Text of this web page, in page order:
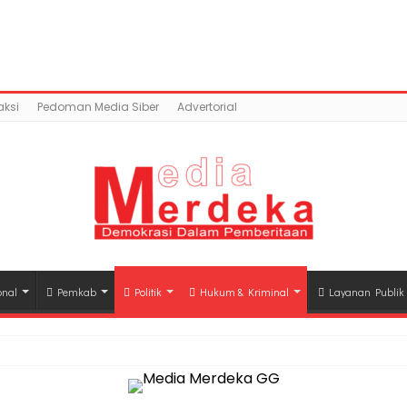
Pedoman Media Siber Advertorial
Pemkab Politik Hukum & Kriminal Layanan Publik
Waris Korban Kebakaran KM Mutiara Sentosa II